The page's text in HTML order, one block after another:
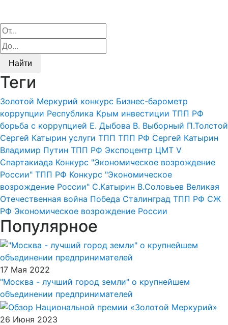
Найти
Теги
Золотой Меркурий конкурс Бизнес-барометр
коррупции Республика Крым инвестиции ТПП РФ
борьба с коррупцией Е. Дыбова В. Выборный П.Толстой
Сергей Катырин услуги ТПП ТПП РФ Сергей Катырин
Владимир Путин ТПП РФ Экспоцентр ЦМТ V
Спартакиада Конкурс "Экономическое возрождение
России" ТПП РФ Конкурс "Экономическое
возрождение России" С.Катырин В.Соловьев Великая
Отечественная война Победа Сталинград ТПП РФ СЖ
РФ Экономическое возрождение России
Популярное
17 Мая 2022
"Москва - лучший город земли" о крупнейшем
объединении предпринимателей
26 Июня 2023